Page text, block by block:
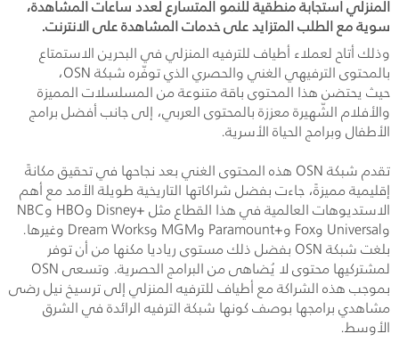
المنزلي استجابة منطقية للنمو المتسارع لعدد ساعات المشاهدة،
سوية مع الطلب المتزايد على خدمات المشاهدة على الانترنت.
وذلك أتاح لعملاء أطياف للترفيه المنزلي في البحرين الاستمتاع
بالمحتوى الترفيهي الغني والحصري الذي توفّره شبكةOSN،
حيث يحتضن هذا المحتوى باقة متنوعة من المسلسلات المميزة
والأفلام الشّهيرة معززة بالمحتوى العربي، إلى جانب أفضل برامج
الأطفال وبرامج الحياة الأسرية.
تقدم شبكةOSNهذه المحتوى الغني بعد نجاحها في تحقيق مكانةً
إقليمية مميزةً، جاءت بفضل شراكاتها التاريخية طويلة الأمد مع أهم
الاستديوهات العالمية في هذا القطاع مثل +DisneyوHBOوNBC
وUniversalوFoxو+ParamountوMGMوDream Worksوغيرها.
بلغت شبكةOSNبفضل ذلك مستوى رياديا مكنها من أن توفر
لمشتركيها محتوى لا يُضاهى من البرامج الحصرية. وتسعىOSN
بموجب هذه الشراكة مع أطياف للترفيه المنزلي إلى ترسيخ نيل رضى
مشاهدي برامجها بوصف كونها شبكة الترفيه الرائدة في الشرق
الأوسط.